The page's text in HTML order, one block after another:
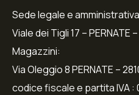
Sede legale e
Viale dei Tigli 17 – PERNATE
Magazzini:
Via Oleggio 8 PERNATE –
codice fiscale e partita IVA :